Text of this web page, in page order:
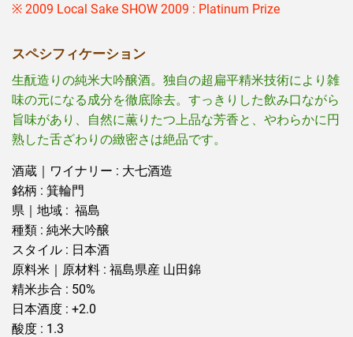
※ 2009 Local Sake SHOW 2009 : Platinum Prize
スペシフィケーション
生酛造りの純米大吟醸酒。独自の超扁平精米技術により雑
味の元になる成分を徹底除去。すっきりした飲み口ながら
旨味があり、自然に薫りたつ上品な芳香と、やわらかに円
熟した舌ざわりの緻密さは絶品です。
酒蔵｜ワイナリー : 大七酒造
銘柄 : 箕輪門
県｜地域 : 福島
種類 : 純米大吟醸
スタイル : 日本酒
原料米｜原材料 : 福島県産 山田錦
精米歩合 : 50%
日本酒度 : +2.0
酸度 : 1.3